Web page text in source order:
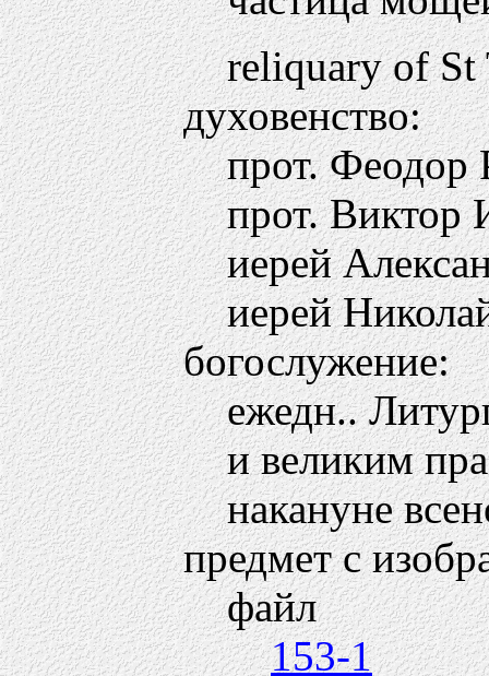
reliquary of St
духовенство:
прот. Феодор
прот. Виктор
иерей
иерей
богослужение:
ежедн..
и великим
накануне
предмет с
файл
153-1